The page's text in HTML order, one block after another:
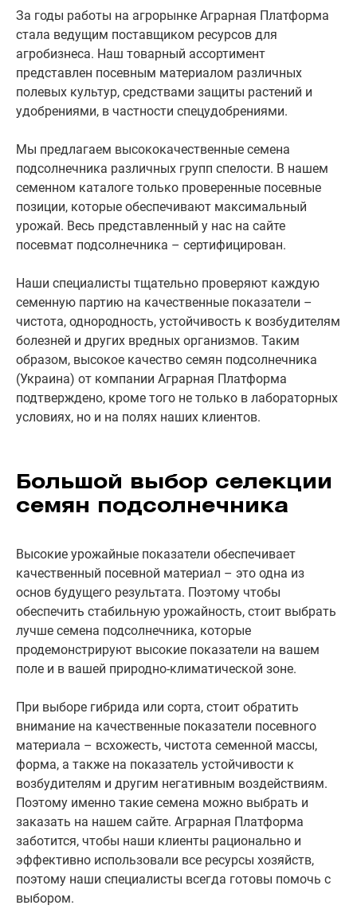
За годы работы на агрорынке Аграрная Платформа
стала ведущим поставщиком ресурсов для
агробизнеса. Наш товарный ассортимент
представлен посевным материалом различных
полевых культур, средствами защиты растений и
удобрениями, в частности спецудобрениями.
Мы предлагаем высококачественные семена
подсолнечника различных групп спелости. В нашем
семенном каталоге только проверенные посевные
позиции, которые обеспечивают максимальный
урожай. Весь представленный у нас на сайте
посевмат подсолнечника – сертифицирован.
Наши специалисты тщательно проверяют каждую
семенную партию на качественные показатели –
чистота, однородность, устойчивость к возбудителям
болезней и других вредных организмов. Таким
образом, высокое качество семян подсолнечника
(Украина) от компании Аграрная Платформа
подтверждено, кроме того не только в лабораторных
условиях, но и на полях наших клиентов.
Большой выбор селекции
семян подсолнечника
Высокие урожайные показатели обеспечивает
качественный посевной материал – это одна из
основ будущего результата. Поэтому чтобы
обеспечить стабильную урожайность, стоит выбрать
лучше семена подсолнечника, которые
продемонстрируют высокие показатели на вашем
поле и в вашей природно-климатической зоне.
При выборе гибрида или сорта, стоит обратить
внимание на качественные показатели посевного
материала – всхожесть, чистота семенной массы,
форма, а также на показатель устойчивости к
возбудителям и другим негативным воздействиям.
Поэтому именно такие семена можно выбрать и
заказать на нашем сайте. Аграрная Платформа
заботится, чтобы наши клиенты рационально и
эффективно использовали все ресурсы хозяйств,
поэтому наши специалисты всегда готовы помочь с
выбором.